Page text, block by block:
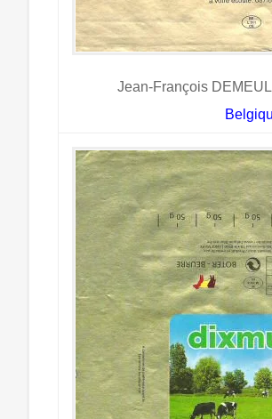
Jean-François